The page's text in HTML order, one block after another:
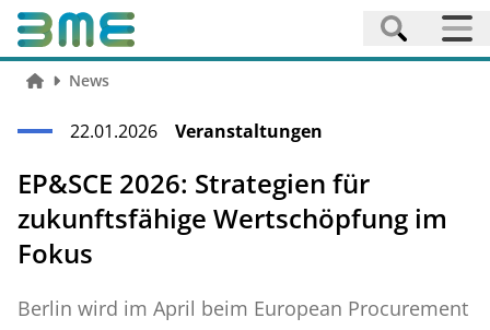
News
22.01.2026 Veranstaltungen
EP&SCE 2026: Strategien für
zukunftsfähige Wertschöpfung im
Fokus
Berlin wird im April beim European Procurement